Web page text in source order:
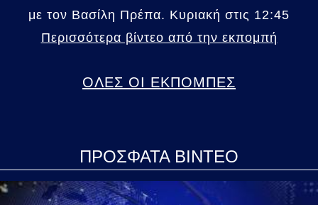
με τον Βασίλη Πρέπα. Κυριακή στις 12:45
Περισσότερα βίντεο από την εκπομπή
ΟΛΕΣ ΟΙ ΕΚΠΟΜΠΕΣ
ΠΡΟΣΦΑΤΑ ΒΙΝΤΕΟ